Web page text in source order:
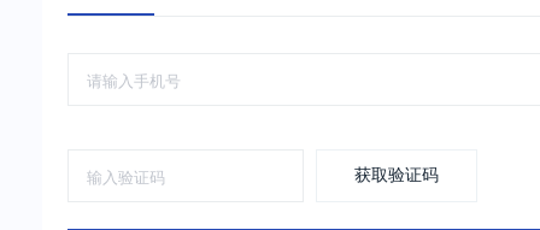
获取验证码